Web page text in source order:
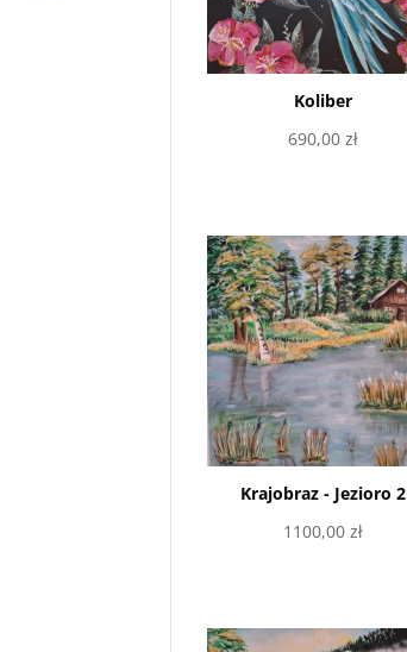
Koliber
690,00 zł
Krajobraz - Jezioro 2
1100,00 zł